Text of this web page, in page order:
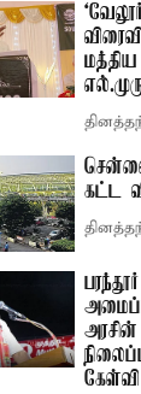
கட்ட
கேள்வி